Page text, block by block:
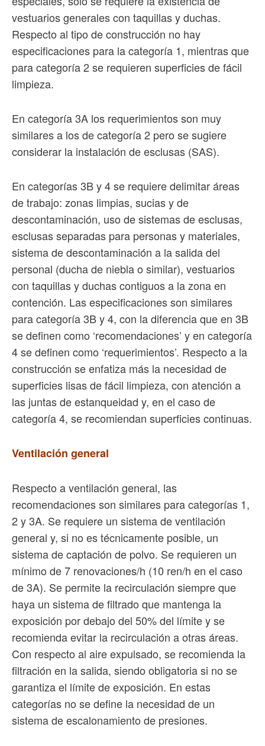
vestuarios generales con taquillas y duchas.
Respecto al tipo de construcción no hay
especificaciones para la categoría 1, mientras que
para categoría 2 se requieren superficies de fácil
limpieza.
En categoría 3A los requerimientos son muy
similares a los de categoría 2 pero se sugiere
considerar la instalación de esclusas (SAS).
En categorías 3B y 4 se requiere delimitar áreas
de trabajo: zonas limpias, sucias y de
descontaminación, uso de sistemas de esclusas,
esclusas separadas para personas y materiales,
sistema de descontaminación a la salida del
personal (ducha de niebla o similar), vestuarios
con taquillas y duchas contiguos a la zona en
contención. Las especificaciones son similares
para categoría 3B y 4, con la diferencia que en 3B
se definen como ‘recomendaciones’ y en categoría
4 se definen como ‘requerimientos’. Respecto a la
construcción se enfatiza más la necesidad de
superficies lisas de fácil limpieza, con atención a
las juntas de estanqueidad y, en el caso de
categoría 4, se recomiendan superficies continuas.
Ventilación general
Respecto a ventilación general, las
recomendaciones son similares para categorías 1,
2 y 3A. Se requiere un sistema de ventilación
general y, si no es técnicamente posible, un
sistema de captación de polvo. Se requieren un
mínimo de 7 renovaciones/h (10 ren/h en el caso
de 3A). Se permite la recirculación siempre que
haya un sistema de filtrado que mantenga la
exposición por debajo del 50% del límite y se
recomienda evitar la recirculación a otras áreas.
Con respecto al aire expulsado, se recomienda la
filtración en la salida, siendo obligatoria si no se
garantiza el límite de exposición. En estas
categorías no se define la necesidad de un
sistema de escalonamiento de presiones.